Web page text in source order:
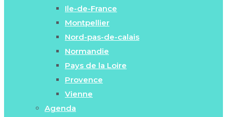
Ile-de-France
Montpellier
Nord-pas-de-calais
Normandie
Pays de la Loire
Provence
Vienne
Agenda